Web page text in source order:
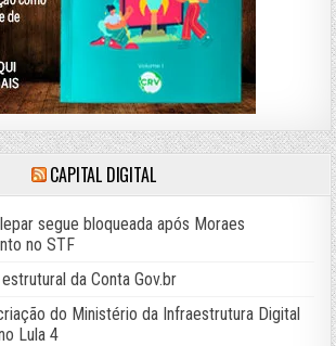
CAPITAL DIGITAL
segue bloqueada após Moraes
no STF
da Conta Gov.br
do Ministério da Infraestrutura Digital
Lula 4